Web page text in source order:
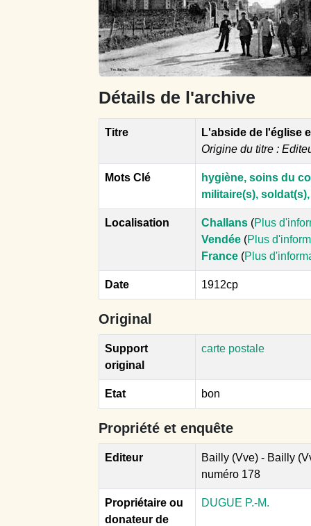
Détails de l'archive
Titre
L'abside de l'église
Origine du titre :
Mots Clé
hygiène, soins du
militaire(s), soldat(s),
Localisation Challans (Plus
Vendée (Plus
France (Plus
Date 1912cp
Original
Support
original
carte postale
Etat bon
Propriété et enquête
Editeur
Bailly (Vve) - Bailly
numéro 178
Propriétaire ou
donateur de
DUGUE P.-M.